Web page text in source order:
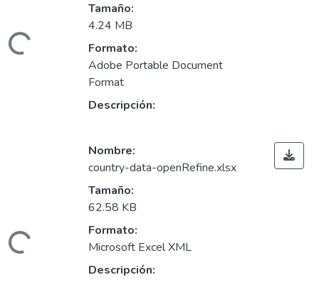
Tamaño:
4.24 MB
Formato:
Adobe Portable Document
Format
Descripción:
Nombre:
country-data-openRefine.xlsx
Tamaño:
62.58 KB
Formato:
Microsoft Excel XML
Descripción: